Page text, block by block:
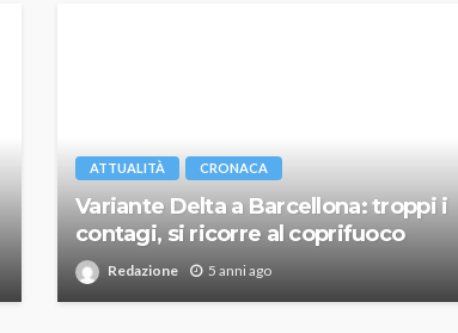
ATTUALITÀ CRONACA
Variante Delta a Barcellona: troppi i
contagi, si ricorre al coprifuoco
Redazione 5 anni ago